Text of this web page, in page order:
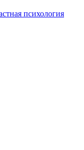
психология